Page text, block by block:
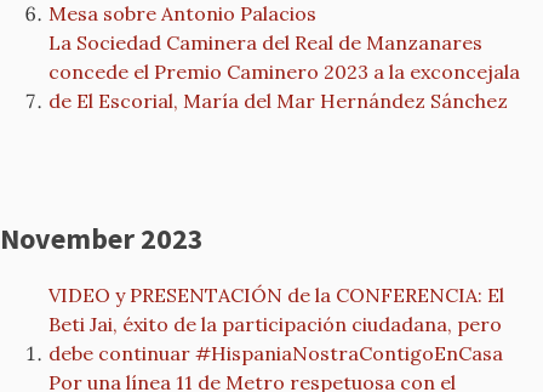
Mesa sobre Antonio Palacios
La Sociedad Caminera del Real de Manzanares
concede el Premio Caminero 2023 a la exconcejala
de El Escorial, María del Mar Hernández Sánchez
November 2023
VIDEO y PRESENTACIÓN de la CONFERENCIA: El
Beti Jai, éxito de la participación ciudadana, pero
debe continuar #HispaniaNostraContigoEnCasa
Por una línea 11 de Metro respetuosa con el